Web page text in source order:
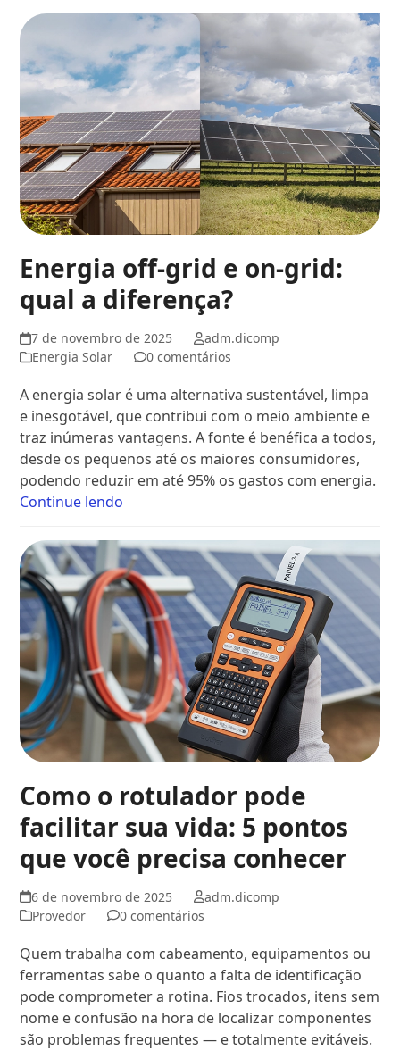
Energia off-grid e on-grid:
qual a diferença?
7 de novembro de 2025
adm.dicomp
Energia Solar
0 comentários
A energia solar é uma alternativa sustentável, limpa
e inesgotável, que contribui com o meio ambiente e
traz inúmeras vantagens. A fonte é benéfica a todos,
desde os pequenos até os maiores consumidores,
podendo reduzir em até 95% os gastos com energia.
Continue lendo
Como o rotulador pode
facilitar sua vida: 5 pontos
que você precisa conhecer
6 de novembro de 2025
adm.dicomp
Provedor
0 comentários
Quem trabalha com cabeamento, equipamentos ou
ferramentas sabe o quanto a falta de identificação
pode comprometer a rotina. Fios trocados, itens sem
nome e confusão na hora de localizar componentes
são problemas frequentes — e totalmente evitáveis.